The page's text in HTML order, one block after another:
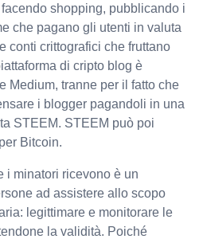
shopping, pubblicando i
che pagano gli utenti in valuta
conti crittografici che fruttano
di cripto blog è
Medium, tranne per il fatto che
i blogger pagandoli in una
STEEM. STEEM può poi
Bitcoin.
i minatori ricevono è un
ad assistere allo scopo
legittimare e monitorare le
la validità. Poiché